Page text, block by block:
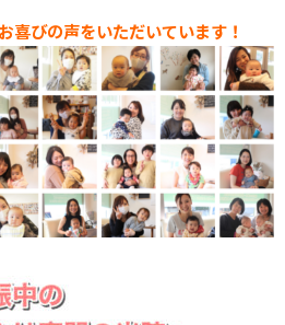
喜びの声をいただいています！